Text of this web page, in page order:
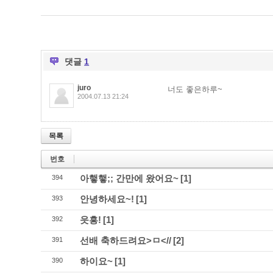
댓글 1
juro
2004.07.13 21:24
너도 좋은하루~
목록
번호
394 아햏햏;; 간만에 왔어요~[1]
393 안녕하세요~! [1]
392 읏흥! [1]
391 선배 축하드려요>ㅁ<//[2]
390 하이요~[1]